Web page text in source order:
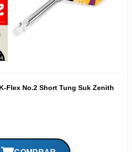
Flex No.2 Short Tung Suk Zenith